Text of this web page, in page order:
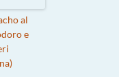
al
e